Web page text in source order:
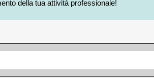
della tua attività professionale!